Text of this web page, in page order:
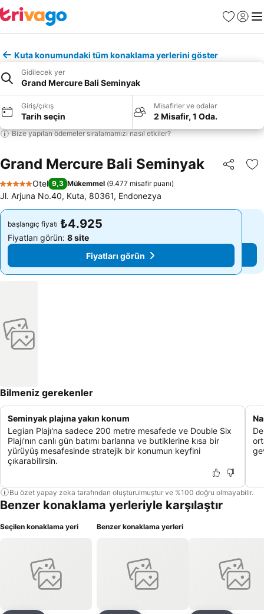
Favoriler
Giriş
Kuta konumundaki tüm konaklama yerlerini göster
Gidilecek yer
Grand Mercure Bali Seminyak
Giriş/çıkış
Tarih seçin
Misafirler ve odalar
2 Misafir, 1 Oda.
Bize yapılan ödemeler sıralamamızı nasıl etkiler?
Grand Mercure Bali Seminyak Paylaş
5 Yıldız
Otel 9,3 Mükemmel (9.477 misafir puanı)
Jl. Arjuna No.40, Kuta, 80361, Endonezya
başlangıç fiyatı ₺4.925
Fiyatları görün: 8 site
Fiyatları görün
başlangıç fiyatı ₺4.925
Fiyatları görün: 8 site
Fiyatları görün
Bilmeniz gerekenler
Seminyak plajına yakın konum
Legian Plajı'na sadece 200 metre mesafede ve Double Six
Plajı'nın canlı gün batımı barlarına ve butiklerine kısa bir
yürüyüş mesafesinde stratejik bir konumun keyfini
çıkarabilirsin.
Bu özet yapay zeka tarafından oluşturulmuştur ve %100 doğru olmayabilir.
Benzer konaklama yerleriyle karşılaştır
Seçilen konaklama yeri Benzer konaklama yerleri